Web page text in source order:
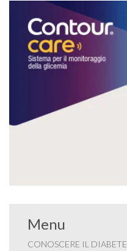
Menu
CONOSCERE IL DIABETE